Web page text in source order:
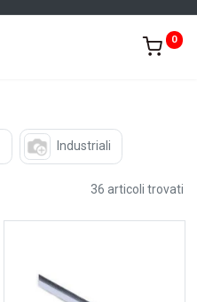
0
Industriali
36 articoli trovati